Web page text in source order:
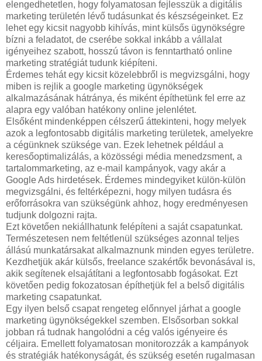
elengedhetetlen, hogy folyamatosan fejlesszük a digitális
marketing területén lévő tudásunkat és készségeinket. Ez
lehet egy kicsit nagyobb kihívás, mint külsős ügynökségre
bízni a feladatot, de cserébe sokkal inkább a vállalat
igényeihez szabott, hosszú távon is fenntartható online
marketing stratégiát tudunk kiépíteni.
Érdemes tehát egy kicsit közelebbről is megvizsgálni, hogy
miben is rejlik a google marketing ügynökségek
alkalmazásának hátránya, és miként építhetünk fel erre az
alapra egy valóban hatékony online jelenlétet.
Elsőként mindenképpen célszerű áttekinteni, hogy melyek
azok a legfontosabb digitális marketing területek, amelyekre
a cégünknek szüksége van. Ezek lehetnek például a
keresőoptimalizálás, a közösségi média menedzsment, a
tartalommarketing, az e-mail kampányok, vagy akár a
Google Ads hirdetések. Érdemes mindegyiket külön-külön
megvizsgálni, és feltérképezni, hogy milyen tudásra és
erőforrásokra van szükségünk ahhoz, hogy eredményesen
tudjunk dolgozni rajta.
Ezt követően nekiállhatunk felépíteni a saját csapatunkat.
Természetesen nem feltétlenül szükséges azonnal teljes
állású munkatársakat alkalmaznunk minden egyes területre.
Kezdhetjük akár külsős, freelance szakértők bevonásával is,
akik segítenek elsajátítani a legfontosabb fogásokat. Ezt
követően pedig fokozatosan építhetjük fel a belső digitális
marketing csapatunkat.
Egy ilyen belső csapat rengeteg előnnyel járhat a google
marketing ügynökségekkel szemben. Elsősorban sokkal
jobban rá tudnak hangolódni a cég valós igényeire és
céljaira. Emellett folyamatosan monitorozzák a kampányok
és stratégiák hatékonyságát, és szükség esetén rugalmasan